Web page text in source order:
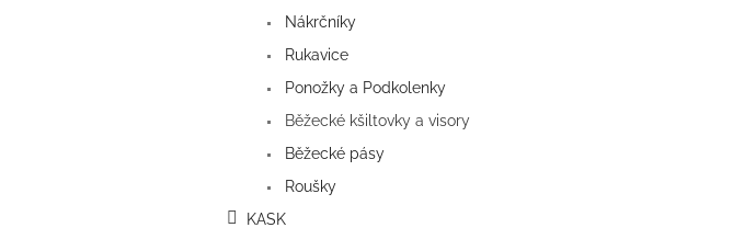
Nákrčníky
Rukavice
Ponožky a Podkolenky
Běžecké kšiltovky a visory
Běžecké pásy
Roušky
KASK